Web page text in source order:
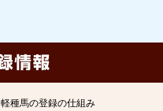
軽種馬の登録の仕組み